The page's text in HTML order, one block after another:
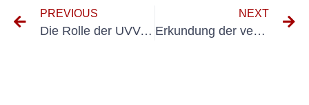
PREVIOUS
Die Rolle der UVV-Abnahme bei der Unfallverhütung auf Baustellen
NEXT
Erkundung der verschiedenen Methoden der elektrischen Wiederholungsprüfung